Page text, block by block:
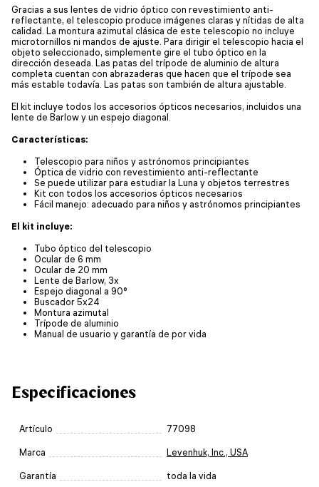
Gracias a sus lentes de vidrio óptico con revestimiento anti-
reflectante, el telescopio produce imágenes claras y nítidas de alta
calidad. La montura azimutal clásica de este telescopio no incluye
microtornillos ni mandos de ajuste. Para dirigir el telescopio hacia el
objeto seleccionado, simplemente gire el tubo óptico en la
dirección deseada. Las patas del trípode de aluminio de altura
completa cuentan con abrazaderas que hacen que el trípode sea
más estable todavía. Las patas son también de altura ajustable.
El kit incluye todos los accesorios ópticos necesarios, incluidos una
lente de Barlow y un espejo diagonal.
Características:
Telescopio para niños y astrónomos principiantes
Óptica de vidrio con revestimiento anti-reflectante
Se puede utilizar para estudiar la Luna y objetos terrestres
Kit con todos los accesorios ópticos necesarios
Fácil manejo: adecuado para niños y astrónomos principiantes
El kit incluye:
Tubo óptico del telescopio
Ocular de 6 mm
Ocular de 20 mm
Lente de Barlow, 3x
Espejo diagonal a 90°
Buscador 5x24
Montura azimutal
Trípode de aluminio
Manual de usuario y garantía de por vida
Especificaciones
Artículo 77098
Marca Levenhuk, Inc., USA
Garantía toda la vida